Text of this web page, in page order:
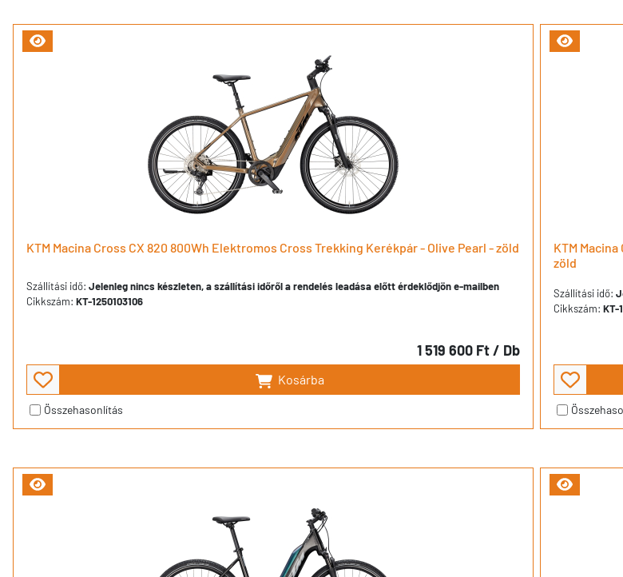
KTM Macina Cross CX 820 800Wh Elektromos Cross Trekking Kerékpár - Olive Pearl - zöld
Szállítási idő: Jelenleg nincs készleten, a szállítási időről a rendelés leadása előtt érdeklődjön e-mailben
Cikkszám: KT-1250103106
1 519 600 Ft/ Db
Kosárba
Összehasonlítás
KTM
zöld
Szállítási idő:
Cikkszám: KT-